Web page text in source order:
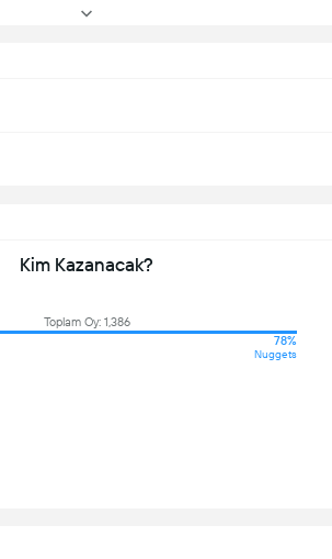
Kim Kazanacak?
Toplam Oy: 1,386
78%
Nuggets